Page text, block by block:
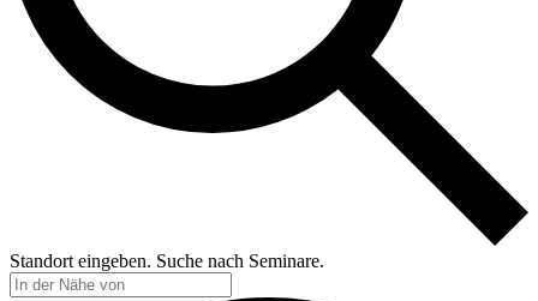
Standort eingeben. Suche nach Seminare.